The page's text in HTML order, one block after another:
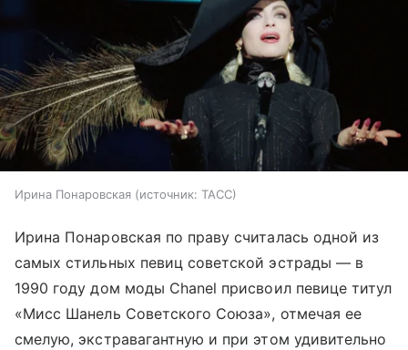
Ирина Понаровская источник: ТАСС
Ирина Понаровская по праву считалась одной из
самых стильных певиц советской эстрады — в
1990 году дом моды Chanel присвоил певице титул
«Мисс Шанель Советского Союза», отмечая ее
смелую, экстравагантную и при этом удивительно